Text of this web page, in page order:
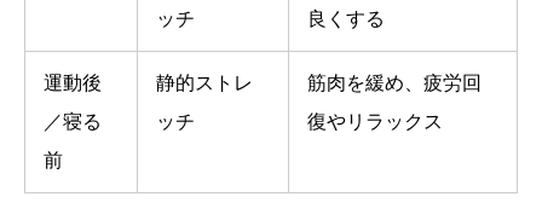
ッチ
良くする
運動後
／寝る
前
静的ストレ
ッチ
筋肉を緩め、疲労回
復やリラックス